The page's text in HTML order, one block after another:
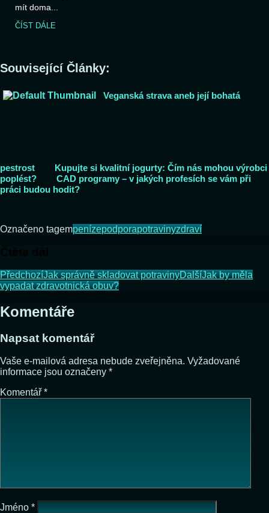
mít doma...
ČÍST DÁLE
Související Články:
Veganská strava aneb její bohatá
pestrost
Kupujte si kvalitní jogurty: Čím nás mohou výrobci
poplést?
CAD programy – v jakých profesích se vám při
práci budou hodit?
Označeno tagempenízepodporapotravinyzdraví
PředchozíJak správně skladovat potravinyDalšíJak by měla
vypadat zdravotnická obuv?
Komentáře
Napsat komentář
Vaše e-mailová adresa nebude zveřejněna. Vyžadované
informace jsou označeny *
Komentář *
Jméno *